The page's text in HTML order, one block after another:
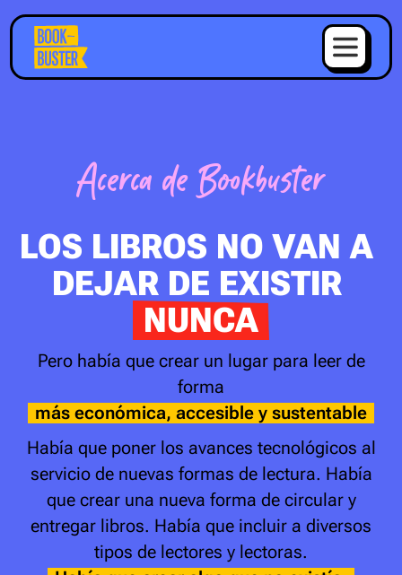
Acerca de Bookbuster
LOS LIBROS NO VAN A
DEJAR DE EXISTIR
NUNCA
Pero había que crear un lugar para leer de
forma
más económica, accesible y sustentable
Había que poner los avances tecnológicos al
servicio de nuevas formas de lectura. Había
que crear una nueva forma de circular y
entregar libros. Había que incluir a diversos
tipos de lectores y lectoras.